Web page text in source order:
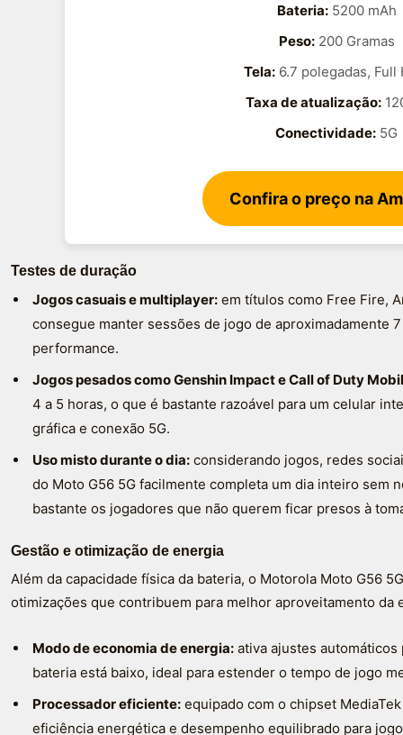
Bateria:5200 mAh
Peso:200 Gramas
Tela: 6.7 polegadas, Full
Taxa de atualização:
Conectividade: 5G
Confira o preço na
Testes de duração
Jogos casuais e multiplayer: em títulos como Free Fire,
consegue manter sessões de jogo de aproximadamente
performance.
Jogos pesados como Genshin Impact e Call of Duty
4 a 5 horas, o que é bastante razoável para um celular
gráfica e conexão 5G.
Uso misto durante o dia: considerando jogos, redes
do Moto G56 5G facilmente completa um dia inteiro sem
bastante os jogadores que não querem ficar presos à
Gestão e otimização de energia
Além da capacidade física da bateria, o Motorola Moto G56
otimizações que contribuem para melhor aproveitamento da
Modo de economia de energia: ativa ajustes
bateria está baixo, ideal para estender o tempo de jogo
Processador eficiente: equipado com o chipset
eficiência energética e desempenho equilibrado para